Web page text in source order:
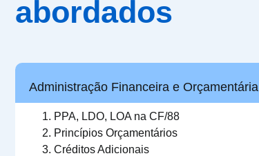
abordados
Administração Financeira e Orçamentária
PPA, LDO, LOA na CF/88
Princípios Orçamentários
Créditos Adicionais